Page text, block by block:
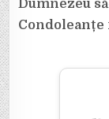
Dumnezeu